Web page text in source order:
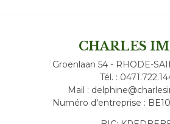
CHARLES
Groenlaan 54 - RHODE-
Tél. :
Mail :
Numéro d'entreprise :